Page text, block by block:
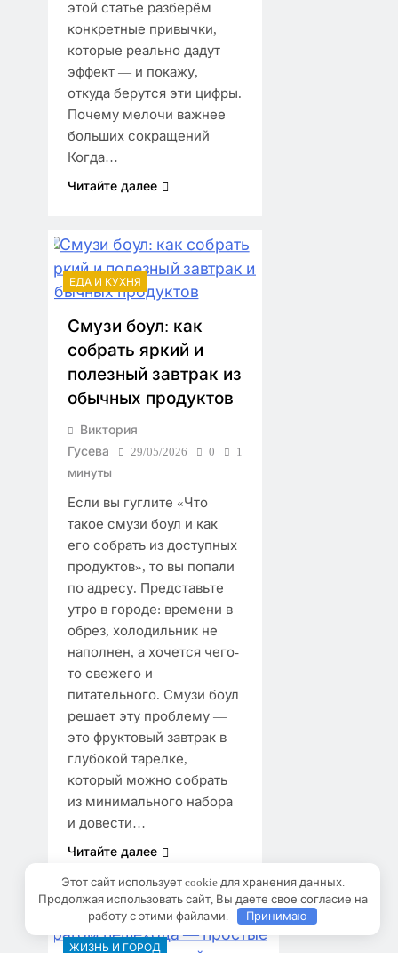
этой статье разберём
конкретные привычки,
которые реально дадут
эффект — и покажу,
откуда берутся эти цифры.
Почему мелочи важнее
больших сокращений
Когда…
Читайте далее
ЕДА И КУХНЯ
Смузи боул: как
собрать яркий и
полезный завтрак из
обычных продуктов
Виктория
Гусева
29/05/2026 0
1
минуты
Если вы гуглите «Что
такое смузи боул и как
его собрать из доступных
продуктов», то вы попали
по адресу. Представьте
утро в городе: времени в
обрез, холодильник не
наполнен, а хочется чего-
то свежего и
питательного. Смузи боул
решает эту проблему —
это фруктовый завтрак в
глубокой тарелке,
который можно собрать
из минимального набора
и довести…
Читайте далее
ЖИЗНЬ И ГОРОД
Этот сайт использует cookie для хранения данных.
Продолжая использовать сайт, Вы даете свое согласие на
работу с этими файлами.
Принимаю